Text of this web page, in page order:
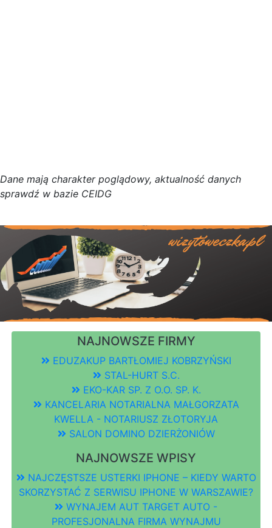
Dane mają charakter poglądowy, aktualność danych
sprawdź w bazie CEIDG
NAJNOWSZE FIRMY
EDUZAKUP BARTŁOMIEJ KOBRZYŃSKI
STAL-HURT S.C.
EKO-KAR SP. Z O.O. SP. K.
KANCELARIA NOTARIALNA MAŁGORZATA
KWELLA - NOTARIUSZ ZŁOTORYJA
SALON DOMINO DZIERŻONIÓW
NAJNOWSZE WPISY
NAJCZĘSTSZE USTERKI IPHONE – KIEDY WARTO
SKORZYSTAĆ Z SERWISU IPHONE W WARSZAWIE?
WYNAJEM AUT TARGET AUTO -
PROFESJONALNA FIRMA WYNAJMU